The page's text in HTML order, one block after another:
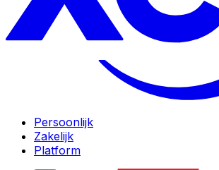
Persoonlijk
Zakelijk
Platform